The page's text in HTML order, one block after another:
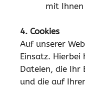
mit
4. Cookies
Auf unserer
Einsatz.
Dateien, die
und die auf